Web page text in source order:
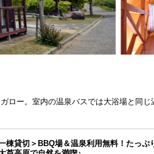
ロー。室内の温泉バスでは大浴場と同
棟貸切＞BBQ場＆温泉利用無料！たっぷ